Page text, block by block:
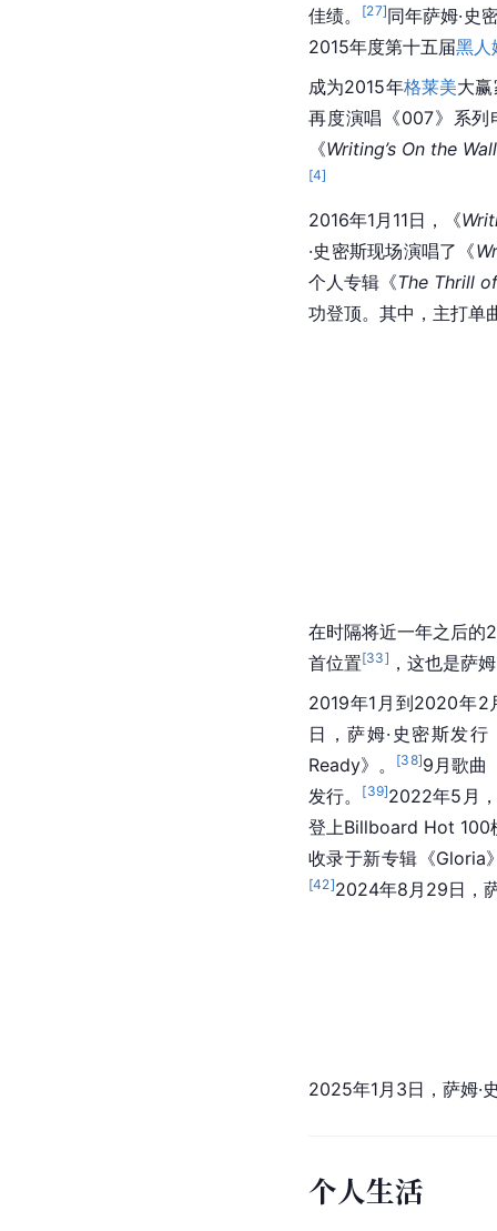
佳绩。
[27]同年萨姆·史
2015年度第十五届黑人
成为2015年格莱美大
再度演唱《007》系列
《Writing’s On the Wall
[4]
2016年1月11日，《
·史密斯现场演唱了《
个人专辑《The Thrill
功登顶。其中，主打单
在时隔将近一年之后的
首位置[33] ，这也是萨
2019年1月到2020年2
日，萨姆·史密斯发
Ready》。
[38]9月歌曲
发行。
[39]2022年5月
登上Billboard Hot 100
收录于新专辑《Gloria
[42]2024年8月29日，
2025年1月3日，萨姆·
个人生活